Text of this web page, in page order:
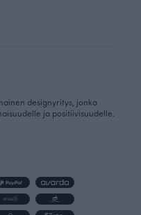
designyritys, jonka
ja positiivisuudelle.